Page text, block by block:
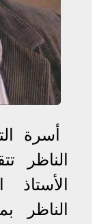
أسرة
الناظر
الناظر